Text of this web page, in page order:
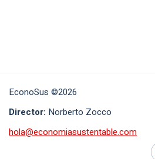
EconoSus ©2026
Director: Norberto Zocco
hola@economiasustentable.com